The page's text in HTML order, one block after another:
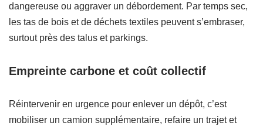
dangereuse ou aggraver un débordement. Par temps sec,
les tas de bois et de déchets textiles peuvent s’embraser,
surtout près des talus et parkings.
Empreinte carbone et coût collectif
Réintervenir en urgence pour enlever un dépôt, c’est
mobiliser un camion supplémentaire, refaire un trajet et